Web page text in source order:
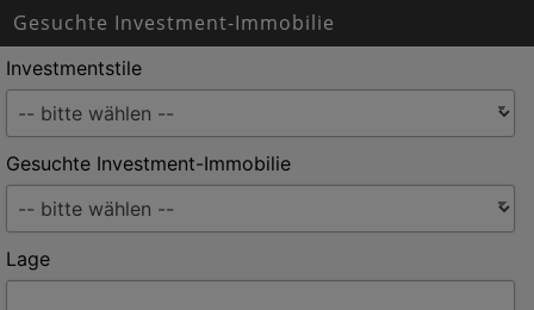
Gesuchte Investment-Immobilie
Investmentstile
Gesuchte Investment-Immobilie
Lage